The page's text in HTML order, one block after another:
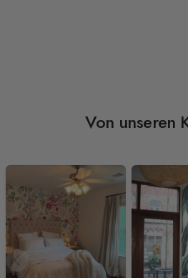
Von unseren